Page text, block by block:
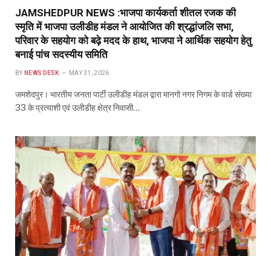
JAMSHEDPUR NEWS :भाजपा कार्यकर्ता शीतल रजक की
स्मृति में भाजपा उलीडीह मंडल ने आयोजित की श्रद्धांजलि सभा,
परिवार के सहयोग को बढ़े मदद के हाथ, भाजपा ने आर्थिक सहयोग हेतु
बनाई पांच सदस्यीय समिति
BY NEWS DESK MAY 31, 2026
जमशेदपुर। भारतीय जनता पार्टी उलीडीह मंडल द्वारा मानगो नगर निगम के वार्ड संख्या
33 के प्रत्याशी एवं उलीडीह क्षेत्र निवासी…